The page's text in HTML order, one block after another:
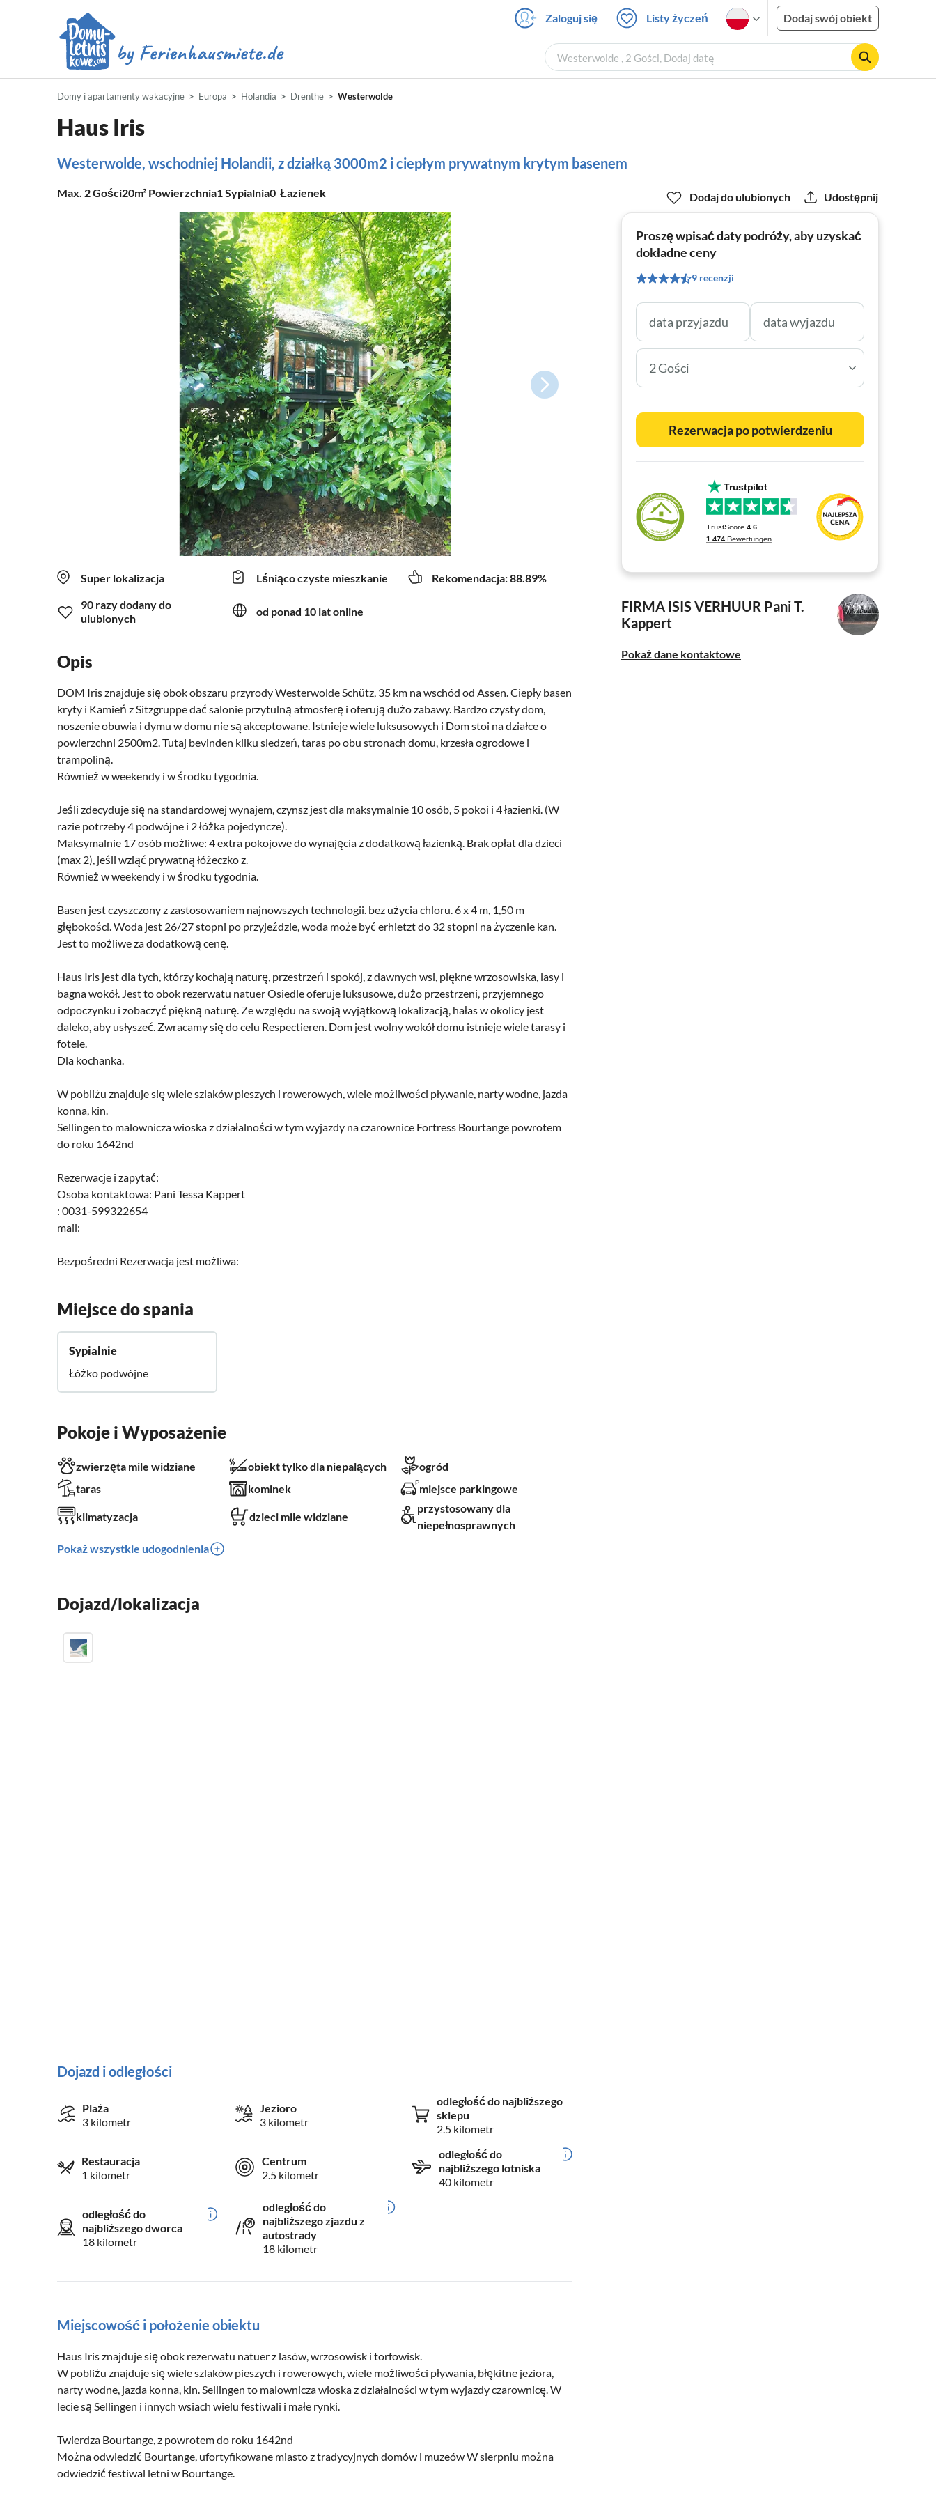
Zaloguj się Listy życzeń Dodaj swój obiekt
Westerwolde , 2 Gości, Dodaj datę
Domy i apartamenty wakacyjne Europa Holandia Drenthe Westerwolde
Haus Iris
Westerwolde, wschodniej Holandii, z działką 3000m2 i ciepłym prywatnym krytym basenem
Max. 2Gości20m² Powierzchnia1Sypialnia0 Łazienek
Super lokalizacja Lśniąco czyste mieszkanie
Rekomendacja: 88.89%
90 razy dodany do
ulubionych
od ponad 10 lat online
Opis
DOM Iris znajduje się obok obszaru przyrody Westerwolde Schütz, 35 km na wschód od Assen. Ciepły basen
kryty i Kamień z Sitzgruppe dać salonie przytulną atmosferę i oferują dużo zabawy. Bardzo czysty dom,
noszenie obuwia i dymu w domu nie są akceptowane. Istnieje wiele luksusowych i Dom stoi na działce o
powierzchni 2500m2. Tutaj bevinden kilku siedzeń, taras po obu stronach domu, krzesła ogrodowe i
trampoliną.
Również w weekendy i w środku tygodnia.
Jeśli zdecyduje się na standardowej wynajem, czynsz jest dla maksymalnie 10 osób, 5 pokoi i 4 łazienki. (W
razie potrzeby 4 podwójne i 2 łóżka pojedyncze).
Maksymalnie 17 osób możliwe: 4 extra pokojowe do wynajęcia z dodatkową łazienką. Brak opłat dla dzieci
(max 2), jeśli wziąć prywatną łóżeczko z.
Również w weekendy i w środku tygodnia.
Basen jest czyszczony z zastosowaniem najnowszych technologii. bez użycia chloru. 6 x 4 m, 1,50 m
głębokości. Woda jest 26/27 stopni po przyjeździe, woda może być erhietzt do 32 stopni na życzenie kan.
Jest to możliwe za dodatkową cenę.
Haus Iris jest dla tych, którzy kochają naturę, przestrzeń i spokój, z dawnych wsi, piękne wrzosowiska, lasy i
bagna wokół. Jest to obok rezerwatu natuer Osiedle oferuje luksusowe, dużo przestrzeni, przyjemnego
odpoczynku i zobaczyć piękną naturę. Ze względu na swoją wyjątkową lokalizacją, hałas w okolicy jest
daleko, aby usłyszeć. Zwracamy się do celu Respectieren. Dom jest wolny wokół domu istnieje wiele tarasy i
fotele.
Dla kochanka.
W pobliżu znajduje się wiele szlaków pieszych i rowerowych, wiele możliwości pływanie, narty wodne, jazda
konna, kin.
Sellingen to malownicza wioska z działalności w tym wyjazdy na czarownice Fortress Bourtange powrotem
do roku 1642nd
Rezerwacje i zapytać:
Osoba kontaktowa: Pani Tessa Kappert
: 0031-599322654
mail:
Bezpośredni Rezerwacja jest możliwa:
Miejsce do spania
Sypialnie
Łóżko podwójne
Pokoje i Wyposażenie
zwierzęta mile widziane obiekt tylko dla niepalących
ogród
taras
kominek miejsce parkingowe
klimatyzacja dzieci mile widziane
przystosowany dla
niepełnosprawnych
Pokaż wszystkie udogodnienia
Dojazd/lokalizacja
Dojazd i odległości
Plaża
3 kilometr
Jezioro
3 kilometr
odległość do najbliższego
sklepu
2.5 kilometr
Restauracja
1 kilometr
Centrum
2.5 kilometr
odległość do
najbliższego lotniska
40 kilometr
odległość do
najbliższego dworca
18 kilometr
odległość do
najbliższego zjazdu z
autostrady
18 kilometr
Miejscowość i położenie obiektu
Haus Iris znajduje się obok rezerwatu natuer z lasów, wrzosowisk i torfowisk.
W pobliżu znajduje się wiele szlaków pieszych i rowerowych, wiele możliwości pływania, błękitne jeziora,
narty wodne, jazda konna, kin. Sellingen to malownicza wioska z działalności w tym wyjazdy czarownicę. W
lecie są Sellingen i innych wsiach wielu festiwali i małe rynki.
Twierdza Bourtange, z powrotem do roku 1642nd
Można odwiedzić Bourtange, ufortyfikowane miasto z tradycyjnych domów i muzeów W sierpniu można
odwiedzić festiwal letni w Bourtange.
Dodaj do ulubionych Udostępnij
Proszę wpisać daty podróży, aby uzyskać
dokładne ceny
9 recenzji
2 Gości
Rezerwacja po potwierdzeniu
FIRMA ISIS VERHUUR Pani T.
Kappert
Pokaż dane kontaktowe